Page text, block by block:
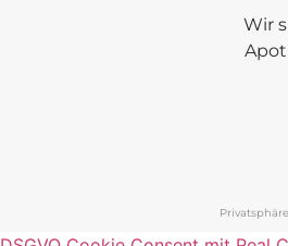
Wir